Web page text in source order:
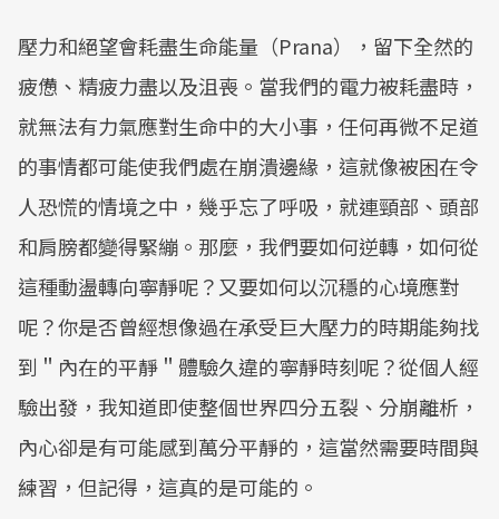
壓力和絕望會耗盡生命能量（Prana），留下全然的
疲憊、精疲力盡以及沮喪。當我們的電力被耗盡時，
就無法有力氣應對生命中的大小事，任何再微不足道
的事情都可能使我們處在崩潰邊緣，這就像被困在令
人恐慌的情境之中，幾乎忘了呼吸，就連頸部、頭部
和肩膀都變得緊繃。那麼，我們要如何逆轉，如何從
這種動盪轉向寧靜呢？又要如何以沉穩的心境應對
呢？你是否曾經想像過在承受巨大壓力的時期能夠找
到＂內在的平靜＂體驗久違的寧靜時刻呢？從個人經
驗出發，我知道即使整個世界四分五裂、分崩離析，
內心卻是有可能感到萬分平靜的，這當然需要時間與
練習，但記得，這真的是可能的。